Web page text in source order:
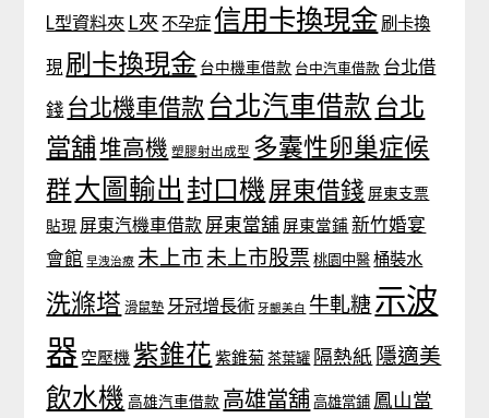
L型資料夾 L夾 不孕症 信用卡換現金 刷卡換
現 刷卡換現金 台中機車借款 台中汽車借款 台北借
錢 台北機車借款 台北汽車借款 台北
當舖堆高機 塑膠射出成型 多囊性卵巢症候
群大圖輸出 封口機 屏東借錢 屏東支票
貼現 屏東汽機車借款 屏東當舖 屏東當鋪 新竹婚宴
會館 早洩治療 未上市 未上市股票 桃園中醫 桶裝水
洗滌塔 滑鼠墊 牙冠增長術 牙齦美白 牛軋糖示波
器 空壓機 紫錐花 紫錐菊 茶葉罐 隔熱紙 隱適美
飲水機 高雄汽車借款 高雄當舖 高雄當鋪 鳳山當